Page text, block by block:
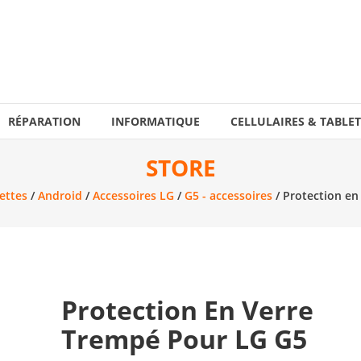
RÉPARATION INFORMATIQUE CELLULAIRES &
STORE
/Android /Accessoires LG /G5 - accessoires / Protection en
Protection En Verre
Trempé Pour LG G5